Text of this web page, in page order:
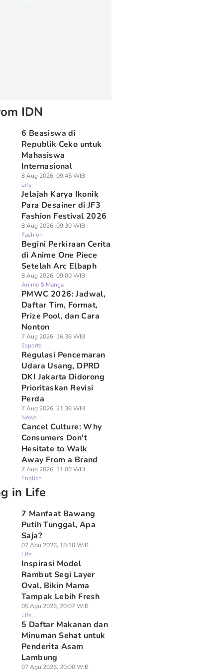
IDN
6 Beasiswa di
Republik Ceko untuk
Mahasiswa
Internasional
8 Aug 2026, 09:45 WIB
Life
Jelajah Karya Ikonik
Para Desainer di JF3
Fashion Festival 2026
8 Aug 2026, 09:30 WIB
Fashion
Begini Perkiraan Cerita
di Anime One Piece
Setelah Arc Elbaph
8 Aug 2026, 09:00 WIB
Anime & Manga
PMWC 2026: Jadwal,
Daftar Tim, Format,
Prize Pool, dan Cara
Nonton
7 Aug 2026, 16:36 WIB
Esports
Regulasi Pencemaran
Udara Usang, DPRD
DKI Jakarta Didorong
Prioritaskan Revisi
Perda
7 Aug 2026, 21:38 WIB
News
Cancel Culture: Why
Consumers Don't
Hesitate to Walk
Away From a Brand
7 Aug 2026, 11:00 WIB
English
in Life
7 Manfaat Bawang
Putih Tunggal, Apa
Saja?
07 Agu 2026, 18:10 WIB
Life
Inspirasi Model
Rambut Segi Layer
Oval, Bikin Mama
Tampak Lebih Fresh
05 Agu 2026, 20:07 WIB
Life
5 Daftar Makanan dan
Minuman Sehat untuk
Penderita Asam
Lambung
07 Agu 2026, 20:00 WIB